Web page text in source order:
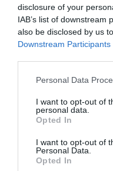
disclosure of your
IAB’s list of downstream
also be disclosed by us
Downstream Participants
Personal Data
I want to opt-out of
personal data.
Opted In
I want to opt-out of
Personal Data.
Opted In
Prima decizie pe
cântăm împreună.
acceptat divorţul. Mi-
onestitate”.
Articolul anterior
A murit Dumitru
Următorul articol
Italia şi Spania,